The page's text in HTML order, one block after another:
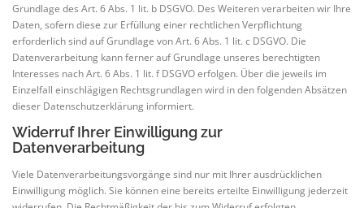
Grundlage des Art. 6 Abs. 1 lit. b DSGVO. Des Weiteren verarbeiten wir Ihre
Daten, sofern diese zur Erfüllung einer rechtlichen Verpflichtung
erforderlich sind auf Grundlage von Art. 6 Abs. 1 lit. c DSGVO. Die
Datenverarbeitung kann ferner auf Grundlage unseres berechtigten
Interesses nach Art. 6 Abs. 1 lit. f DSGVO erfolgen. Über die jeweils im
Einzelfall einschlägigen Rechtsgrundlagen wird in den folgenden Absätzen
dieser Datenschutzerklärung informiert.
Widerruf Ihrer Einwilligung zur
Datenverarbeitung
Viele Datenverarbeitungsvorgänge sind nur mit Ihrer ausdrücklichen
Einwilligung möglich. Sie können eine bereits erteilte Einwilligung jederzeit